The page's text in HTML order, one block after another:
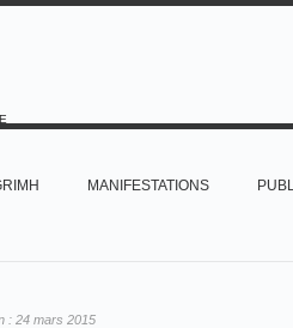
MANIFESTATIONS
: 24 mars 2015